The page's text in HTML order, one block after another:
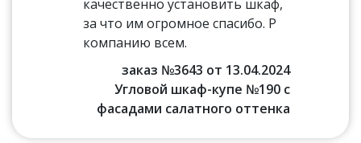
качественно установить шкаф,
за что им огромное спасибо. Р
компанию всем.
заказ №3643 от 13.04.2024
Угловой шкаф-купе №190 с
фасадами салатного оттенка